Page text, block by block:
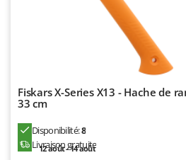
Fiskars X-Series X13 - Hache de
33 cm
Disponibilité:8
Livraison gratuite
12 août - 14 août